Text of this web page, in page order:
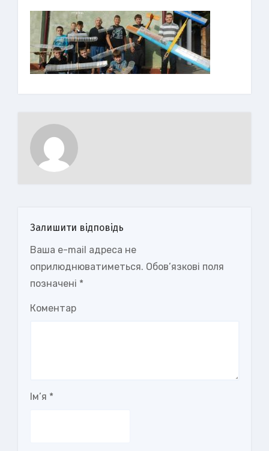
Залишити відповідь
Ваша e-mail адреса не
оприлюднюватиметься. Обов’язкові поля
позначені *
Коментар
Ім’я *